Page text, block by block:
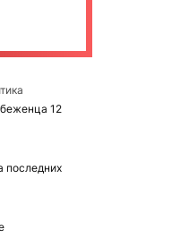
12
последних